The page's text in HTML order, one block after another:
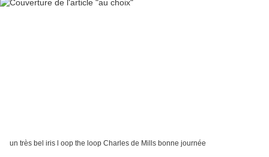
un très bel iris l oop the loop Charles de Mills bonne journée